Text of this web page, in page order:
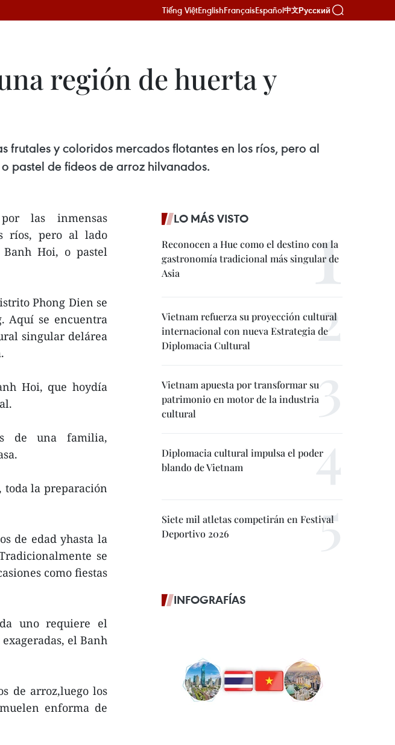
Tiếng ViệtEnglishFrançaisEspañol中文Русский
región de huerta y
frutales y coloridos mercados flotantes en los ríos, pero al
pastel de fideos de arroz hilvanados.
las inmensas
ríos, pero al lado
Banh Hoi, o pastel
Phong Dien se
Aquí se encuentra
singular delárea
Hoi, que hoydía
de una familia,
toda la preparación
de edad yhasta la
se
como fiestas
uno requiere el
el Banh
de arroz,luego los
enforma de
LO MÁS VISTO
Reconocen a Hue como el destino con la
gastronomía tradicional más singular de
Asia
Vietnam refuerza su proyección cultural
internacional con nueva Estrategia de
Diplomacia Cultural
Vietnam apuesta por transformar su
patrimonio en motor de la industria
cultural
Diplomacia cultural impulsa el poder
blando de Vietnam
Siete mil atletas competirán en Festival
Deportivo 2026
INFOGRAFÍAS